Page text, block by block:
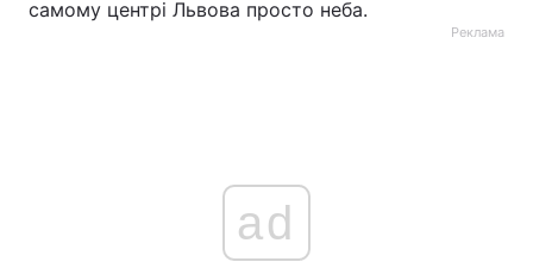
самому центрі Львова просто неба.
Реклама
ad